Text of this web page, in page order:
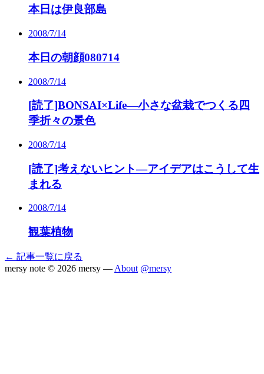
本日は伊良部島
2008/7/14
本日の朝顔080714
2008/7/14
[読了]BONSAI×Life―小さな盆栽でつくる四
季折々の景色
2008/7/14
[読了]考えないヒント―アイデアはこうして生
まれる
2008/7/14
観葉植物
← 記事一覧に戻る
mersy note © 2026 mersy — About @mersy